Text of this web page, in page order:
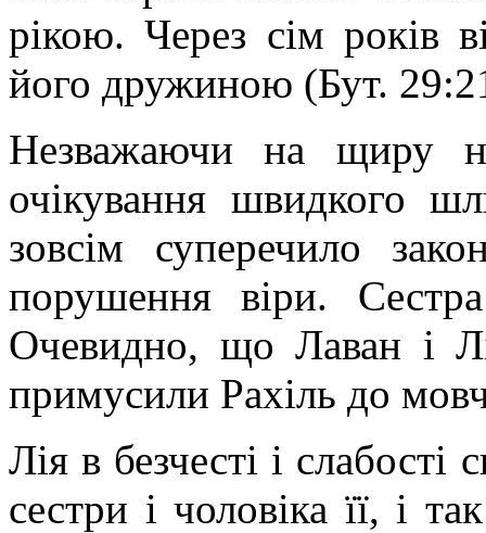
рікою. Через сім років
його дружиною (Бут.
Незважаючи на щиру
очікування швидкого
зовсім суперечило
порушення віри.
Очевидно, що Лаван і
примусили Рахіль до
Лія в безчесті і
сестри і чоловіка її, і